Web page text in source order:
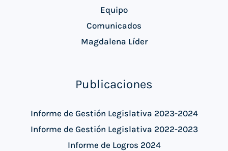
Equipo
Comunicados
Magdalena Líder
Publicaciones
Informe de Gestión Legislativa 2023-2024
Informe de Gestión Legislativa 2022-2023
Informe de Logros 2024